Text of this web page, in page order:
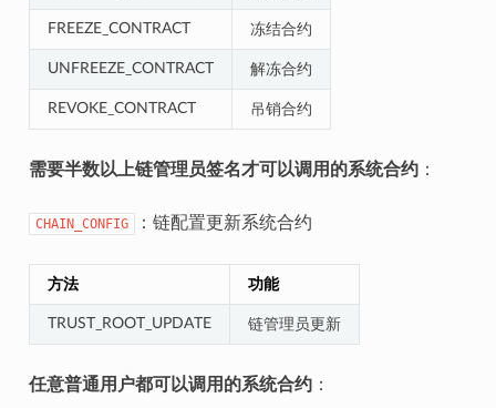
FREEZE_CONTRACT 冻结合约
UNFREEZE_CONTRACT 解冻合约
REVOKE_CONTRACT 吊销合约
需要半数以上链管理员签名才可以调用的系统合约：
CHAIN_CONFIG ：链配置更新系统合约
方法 功能
TRUST_ROOT_UPDATE 链管理员更新
任意普通用户都可以调用的系统合约：